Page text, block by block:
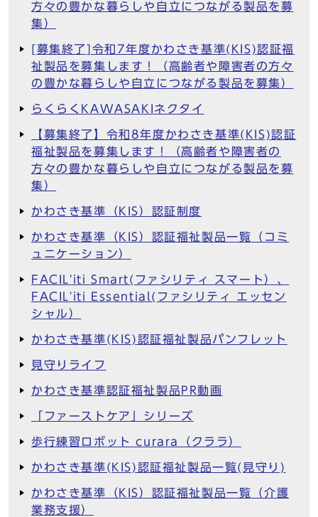
方々の豊かな暮らしや自立につながる製品を募
集）
[募集終了]令和7年度かわさき基準(KIS)認証福
祉製品を募集します！（高齢者や障害者の方々
の豊かな暮らしや自立につながる製品を募集）
らくらくKAWASAKIネクタイ
【募集終了】令和8年度かわさき基準(KIS)認証
福祉製品を募集します！（高齢者や障害者の
方々の豊かな暮らしや自立につながる製品を募
集）
かわさき基準（KIS）認証制度
かわさき基準（KIS）認証福祉製品一覧（コミ
ュニケーション）
FACIL'iti Smart(ファシリティ スマート）、
FACIL'iti Essential(ファシリティ エッセン
シャル）
かわさき基準(KIS)認証福祉製品パンフレット
見守りライフ
かわさき基準認証福祉製品PR動画
「ファーストケア」シリーズ
歩行練習ロボット curara（クララ）
かわさき基準(KIS)認証福祉製品一覧(見守り)
かわさき基準（KIS）認証福祉製品一覧（介護
業務支援）